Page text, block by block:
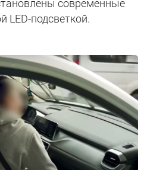
современные
LED-подсветкой.